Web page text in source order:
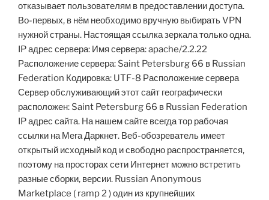
отказывает пользователям в предоставлении доступа.
Во-первых, в нём необходимо вручную выбирать VPN
нужной страны. Настоящая ссылка зеркала только одна.
IP адрес сервера: Имя сервера: apache/2.2.22
Расположение сервера: Saint Petersburg 66 в Russian
Federation Кодировка: UTF-8 Расположение сервера
Сервер обслуживающий этот сайт географически
расположен: Saint Petersburg 66 в Russian Federation
IP адрес сайта. На нашем сайте всегда тор рабочая
ссылки на Мега Даркнет. Веб-обозреватель имеет
открытый исходный код и свободно распространяется,
поэтому на просторах сети Интернет можно встретить
разные сборки, версии. Russian Anonymous
Marketplace ( ramp 2 ) один из крупнейших